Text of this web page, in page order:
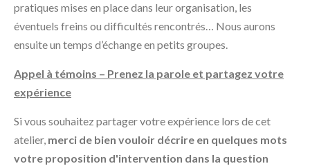
pratiques mises en place dans leur organisation, les
éventuels freins ou difficultés rencontrés… Nous aurons
ensuite un temps d’échange en petits groupes.
Appel à témoins – Prenez la parole et partagez votre
expérience
Si vous souhaitez partager votre expérience lors de cet
atelier, merci de bien vouloir décrire en quelques mots
votre proposition d'intervention dans la question